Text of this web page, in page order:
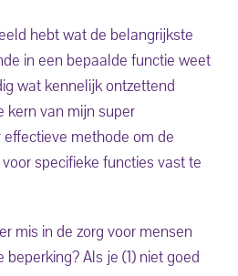
hebt wat de belangrijkste
in een bepaalde functie weet
wat kennelijk ontzettend
kern van mijn super
methode om de
specifieke functies vast te
mis in de zorg voor mensen
Als je (1) niet goed